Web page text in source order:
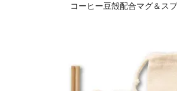
コーヒー豆殻配合マグ＆ス